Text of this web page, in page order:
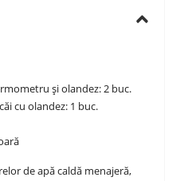
și olandez: 2 buc.
cu olandez: 1 buc.
de apă caldă menajeră,